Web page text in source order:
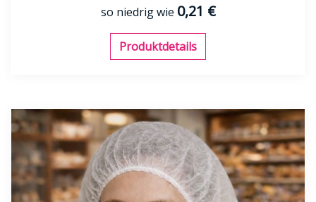
so niedrig wie 0,21 €
Produktdetails